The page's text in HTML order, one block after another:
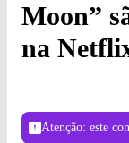
Moon”
na
Atenção: este